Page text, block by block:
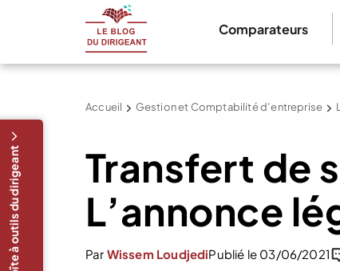
Comparateurs
Accueil Gestion et Comptabilité d’entreprise
Transfert de
L’annonce
Par Wissem LoudjediPublié le 03/06/2021
La boîte à outils du dirigeant